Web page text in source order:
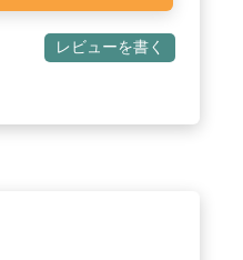
レビューを書く